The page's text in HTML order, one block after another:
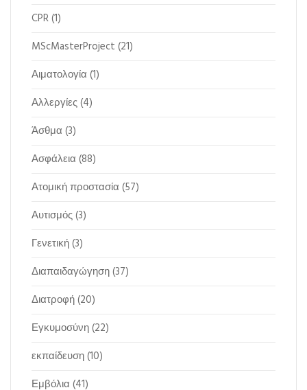
CPR(1)
MScMasterProject (21)
Αιματολογία (1)
Αλλεργίες(4)
Άσθμα (3)
Ασφάλεια (88)
Ατομική προστασία (57)
Αυτισμός(3)
Γενετική(3)
Διαπαιδαγώγηση(37)
Διατροφή(20)
Εγκυμοσύνη(22)
εκπαίδευση(10)
Εμβόλια (41)